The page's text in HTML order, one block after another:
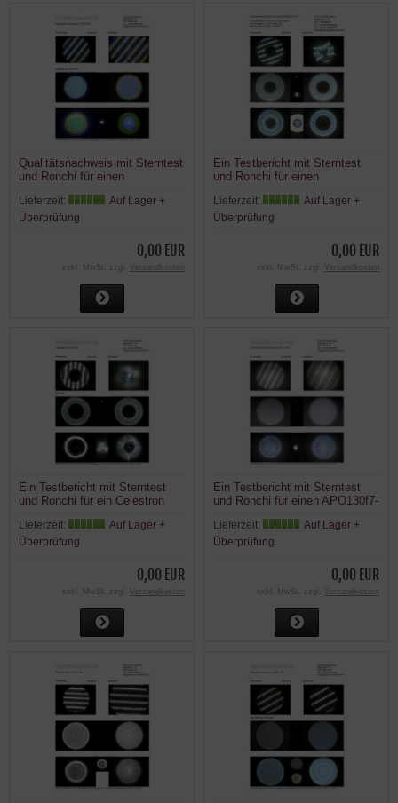
Qualitätsnachweis mit Sterntest
und Ronchi für einen
Großfeld Refraktor
120mm/600mm f/5
Lieferzeit:
Auf Lager +
Überprüfung
0,00 EUR
exkl. MwSt. zzgl. Versandkosten
Ein Testbericht mit Sterntest
und Ronchi für einen
127/1500 .
Lieferzeit:
Auf Lager +
Überprüfung
0,00 EUR
exkl. MwSt. zzgl. Versandkosten
Ein Testbericht mit Sterntest
und Ronchi für ein Celestron
Lieferzeit:
Auf Lager +
Überprüfung
0,00 EUR
exkl. MwSt. zzgl. Versandkosten
Ein Testbericht mit Sterntest
und Ronchi für einen APO130f7-
Triplet APO FPL53 2.5" RPA
Auszug
Lieferzeit:
Auf Lager +
Überprüfung
0,00 EUR
exkl. MwSt. zzgl. Versandkosten